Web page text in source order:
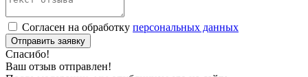
Согласен на обработку персональных данных
Отправить заявку
Спасибо!
Ваш отзыв отправлен!